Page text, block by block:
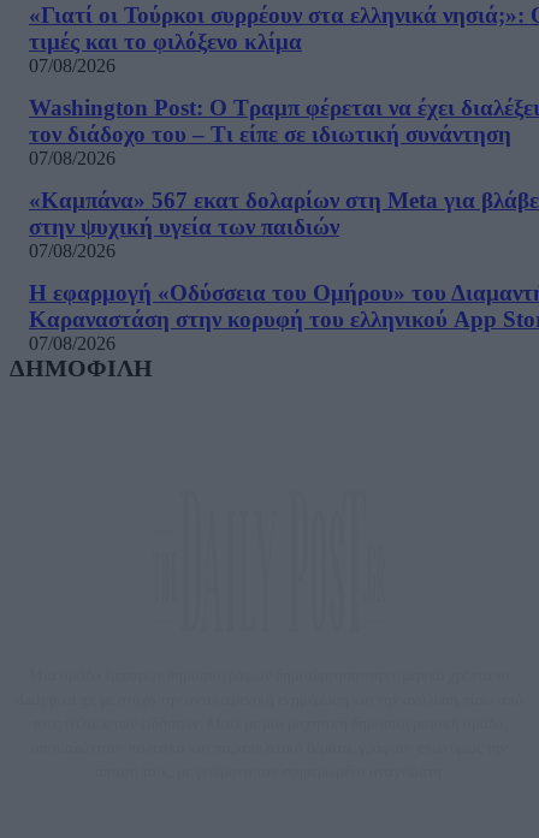
«Γιατί οι Τούρκοι συρρέουν στα ελληνικά νησιά;»:
τιμές και το φιλόξενο κλίμα
07/08/2026
Washington Post: Ο Τραμπ φέρεται να έχει διαλέξει
τον διάδοχο του – Τι είπε σε ιδιωτική συνάντηση
07/08/2026
«Καμπάνα» 567 εκατ δολαρίων στη Meta για
στην ψυχική υγεία των παιδιών
07/08/2026
Η εφαρμογή «Οδύσσεια του Ομήρου» του
Καραναστάση στην κορυφή του ελληνικού App
07/08/2026
ΔΗΜΟΦΙΛΗ